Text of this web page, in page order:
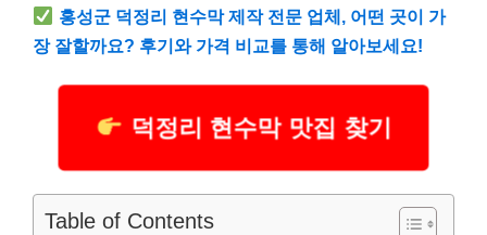
홍성군 덕정리 현수막 제작 전문 업체, 어떤 곳이 가
장 잘할까요? 후기와 가격 비교를 통해 알아보세요!
덕정리 현수막 맛집 찾기
Table of Contents